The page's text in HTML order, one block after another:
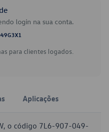
login na sua conta.
para clientes logados.
Aplicações
o código 7L6-907-049-